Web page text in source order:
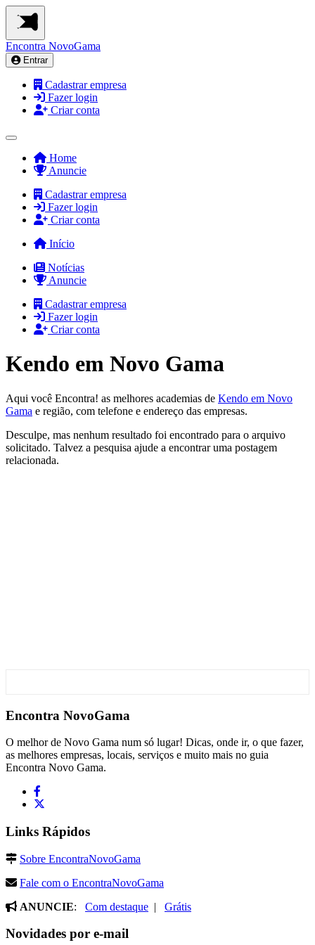
Encontra NovoGama
Entrar
Cadastrar empresa
Fazer login
Criar conta
Home
Anuncie
Cadastrar empresa
Fazer login
Criar conta
Início
Notícias
Anuncie
Cadastrar empresa
Fazer login
Criar conta
Kendo em Novo Gama
Aqui você Encontra! as melhores academias de Kendo em Novo
Gama e região, com telefone e endereço das empresas.
Desculpe, mas nenhum resultado foi encontrado para o arquivo
solicitado. Talvez a pesquisa ajude a encontrar uma postagem
relacionada.
Encontra NovoGama
O melhor de Novo Gama num só lugar! Dicas, onde ir, o que fazer,
as melhores empresas, locais, serviços e muito mais no guia
Encontra Novo Gama.
Links Rápidos
Sobre EncontraNovoGama
Fale com o EncontraNovoGama
ANUNCIE: Com destaque | Grátis
Novidades por e-mail